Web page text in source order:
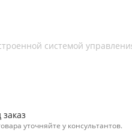
системой
заказ
уточняйте у консультантов.